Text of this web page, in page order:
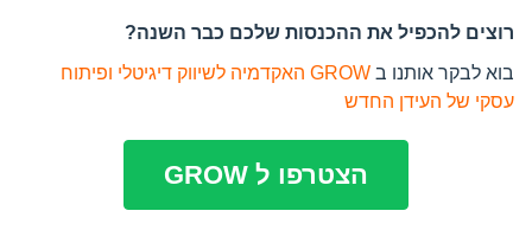
רוצים להכפיל את ההכנסות שלכם כבר השנה?
בוא לבקר אותנו ב
GROW האקדמיה לשיווק דיגיטלי ופיתוח
עסקי של העידן החדש
הצטרפו ל GROW